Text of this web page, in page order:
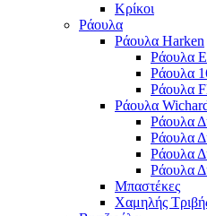
Κρίκοι
Ράουλα
Ράουλα Harken
Ράουλα
Ράουλα
Ράουλα
Ράουλα
Ράουλα
Ράουλα
Ράουλα
Ράουλα
Μπαστέκες
Χαμηλής